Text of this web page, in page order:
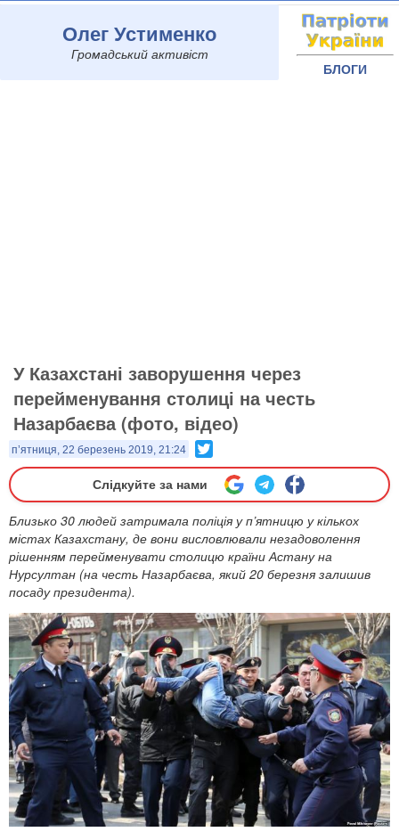
Олег Устименко
Громадський активіст
БЛОГИ
У Казахстані заворушення через
перейменування столиці на честь
Назарбаєва (фото, відео)
п’ятниця, 22 березень 2019, 21:24
Слідкуйте за нами
Близько 30 людей затримала поліція у п’ятницю у кількох
містах Казахстану, де вони висловлювали незадоволення
рішенням перейменувати столицю країни Астану на
Нурсултан (на честь Назарбаєва, який 20 березня залишив
посаду президента).